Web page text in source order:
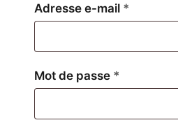
Adresse e-mail *
Mot de passe *